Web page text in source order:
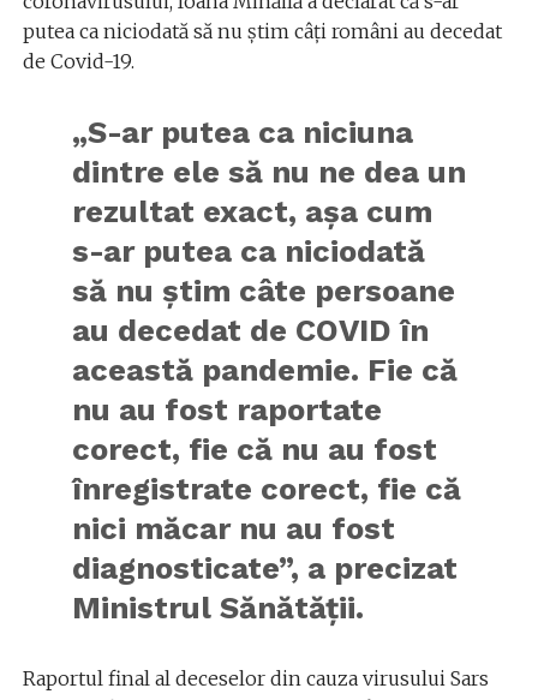
putea ca niciodată să nu știm câți români au decedat
de Covid-19.
„S-ar putea ca niciuna
dintre ele să nu ne dea un
rezultat exact, aşa cum
s-ar putea ca niciodată
să nu ştim câte persoane
au decedat de COVID în
această pandemie. Fie că
nu au fost raportate
corect, fie că nu au fost
înregistrate corect, fie că
nici măcar nu au fost
diagnosticate”, a precizat
Ministrul Sănătății.
Raportul final al deceselor din cauza virusului Sars